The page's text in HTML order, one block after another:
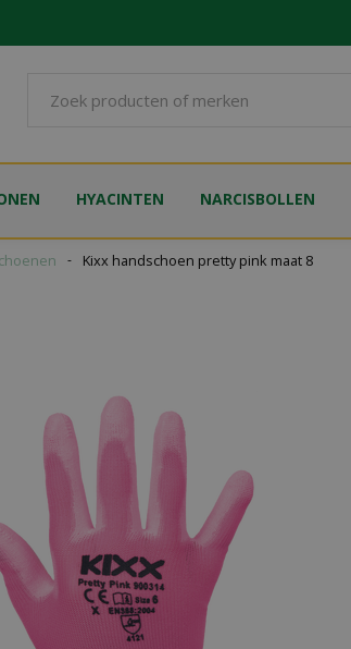
Kixx handschoen pretty pink maat 8
HYACINTEN NARCISBOLLEN